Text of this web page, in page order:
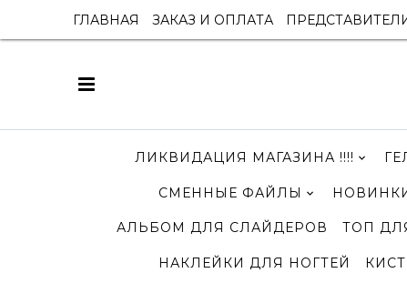
ГЛАВНАЯ ЗАКАЗ И ОПЛАТА
ЛИКВИДАЦИЯ МАГАЗИНА !!!!
СМЕННЫЕ ФАЙЛЫ
АЛЬБОМ ДЛЯ СЛАЙДЕРОВ ТОП
НАКЛЕЙКИ ДЛЯ НОГТЕЙ